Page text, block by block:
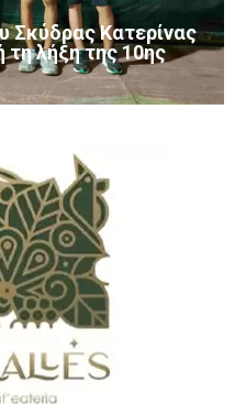
Σκύδρας Κατερίνας
τη λήξη της 10ης